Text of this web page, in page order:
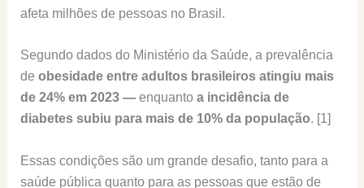
afeta milhões de pessoas no Brasil.
Segundo dados do Ministério da Saúde, a prevalência
de obesidade entre adultos brasileiros atingiu mais
de 24% em 2023 — enquanto a incidência de
diabetes subiu para mais de 10% da população. [1]
Essas condições são um grande desafio, tanto para a
saúde pública quanto para as pessoas que estão de